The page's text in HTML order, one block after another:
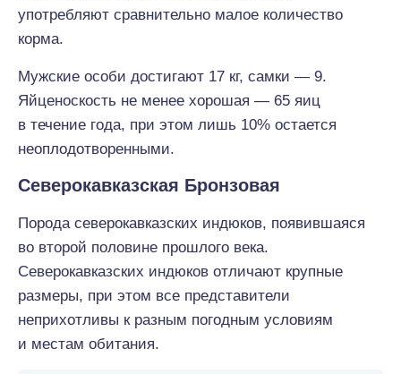
употребляют сравнительно малое количество
корма.
Мужские особи достигают 17 кг, самки — 9.
Яйценоскость не менее хорошая — 65 яиц
в течение года, при этом лишь 10% остается
неоплодотворенными.
Северокавказская Бронзовая
Порода северокавказских индюков, появившаяся
во второй половине прошлого века.
Северокавказских индюков отличают крупные
размеры, при этом все представители
неприхотливы к разным погодным условиям
и местам обитания.